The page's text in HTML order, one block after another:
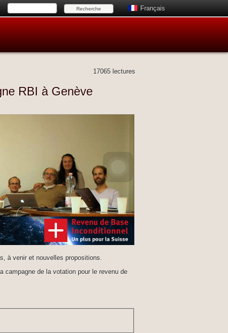
Français
17065 lectures
RBI à Genève
à venir et nouvelles propositions.
campagne de la votation pour le revenu de